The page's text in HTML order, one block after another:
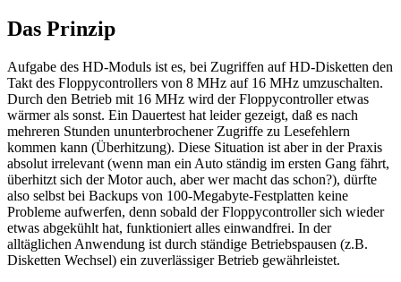
Das Prinzip
Aufgabe des HD-Moduls ist es, bei Zugriffen auf HD-Disketten den
Takt des Floppycontrollers von 8 MHz auf 16 MHz umzuschalten.
Durch den Betrieb mit 16 MHz wird der Floppycontroller etwas
wärmer als sonst. Ein Dauertest hat leider gezeigt, daß es nach
mehreren Stunden ununterbrochener Zugriffe zu Lesefehlern
kommen kann (Überhitzung). Diese Situation ist aber in der Praxis
absolut irrelevant (wenn man ein Auto ständig im ersten Gang fährt,
überhitzt sich der Motor auch, aber wer macht das schon?), dürfte
also selbst bei Backups von 100-Megabyte-Festplatten keine
Probleme aufwerfen, denn sobald der Floppycontroller sich wieder
etwas abgekühlt hat, funktioniert alles einwandfrei. In der
alltäglichen Anwendung ist durch ständige Betriebspausen (z.B.
Disketten Wechsel) ein zuverlässiger Betrieb gewährleistet.